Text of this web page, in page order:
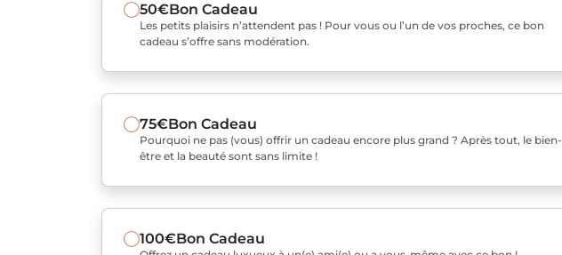
50€Bon Cadeau
Les petits plaisirs n’attendent pas ! Pour vous ou l’un de vos proches, ce bon
cadeau s’offre sans modération.
75€Bon Cadeau
Pourquoi ne pas (vous) offrir un cadeau encore plus grand ? Après tout, le bien-
être et la beauté sont sans limite !
100€Bon Cadeau